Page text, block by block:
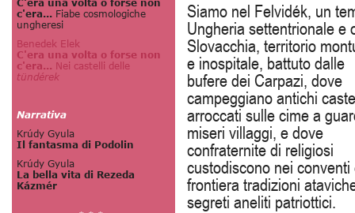
Siamo nel Felvidék, un
Ungheria settentrionale e
Slovacchia, territorio
e inospitale, battuto dalle
bufere dei Carpazi, dove
campeggiano antichi
arroccati sulle cime a
miseri villaggi, e dove
confraternite di religiosi
custodiscono nei conventi
frontiera tradizioni
segreti aneliti patriottici.